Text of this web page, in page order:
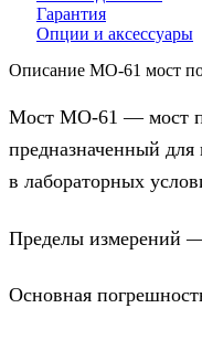
Гарантия
Опции и аксессуары
Описание МО-61 мост
Мост МО-61 — мост
предназначенный
в лабораторных
Пределы
Основная